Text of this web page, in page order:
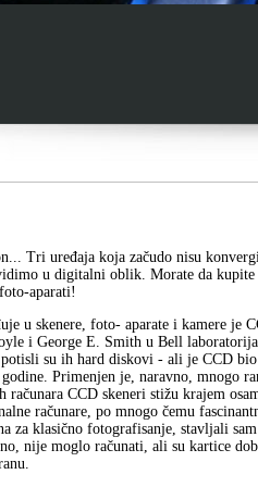
Tri uređaja koja začudo nisu
u digitalni oblik. Morate da kupite
aparati!
u skenere, foto- aparate i kamere je
i George E. Smith u Bell
su ih hard diskovi - ali je CCD
Primenjen je, naravno, mnogo
računara CCD skeneri stižu krajem
računare, po mnogo čemu
za klasično fotografisanje, stavljali
nije moglo računati, ali su kartice